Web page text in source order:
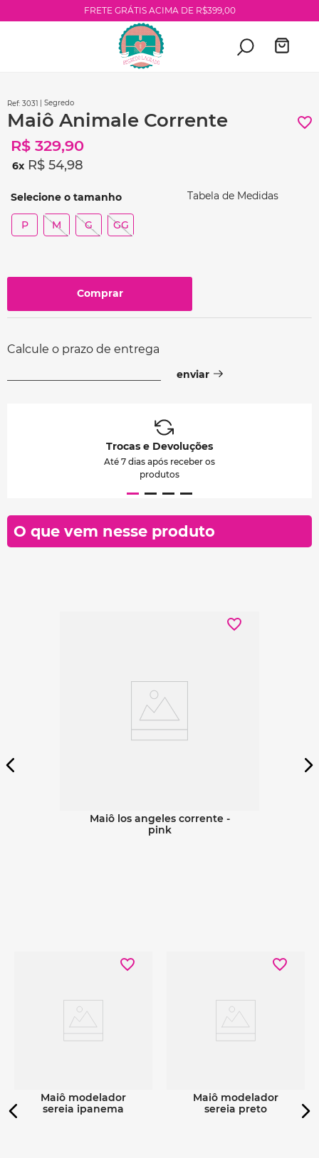
FRETE GRÁTIS ACIMA DE R$399,00
: 3031 | Segredo
Maiô Animale Corrente
R$ 329,90
6 R$ 54,98
P M G GG
Tabela de Medidas
Comprar
Calcule o prazo de entrega
Trocas e Devoluções
Até 7 dias após receber os
produtos
O que vem nesse produto
maiô los angeles corrente -
pink
maiô modelador
sereia ipanema
maiô modelador
sereia preto